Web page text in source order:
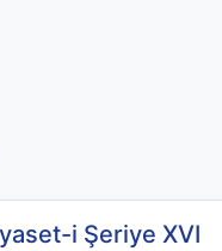
i Şeriye XVI